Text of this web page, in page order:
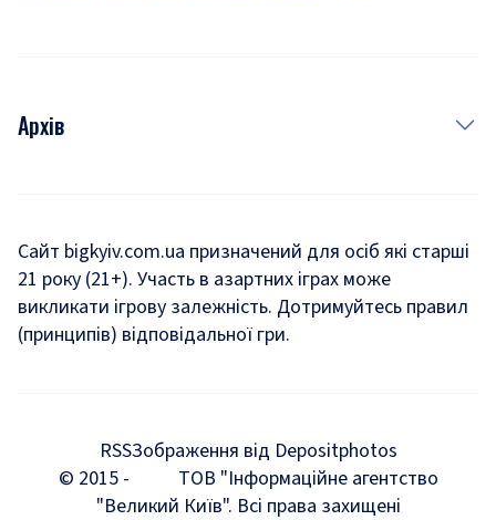
Архів
Комуналка
Хроніки війни
Мегаполіс
Київщина
Сайт bigkyiv.com.ua призначений для осіб які старші
21 року (21+). Участь в азартних іграх може
викликати ігрову залежність. Дотримуйтесь правил
(принципів) відповідальної гри.
RSSЗображення від Depositphotos
© 2015 -
ТОВ "Інформаційне агентство
"Великий Київ". Всі права захищені